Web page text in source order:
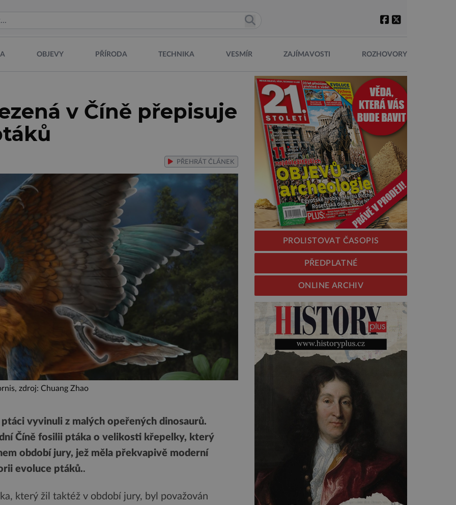
OBJEVY PŘÍRODA TECHNIKA VESMÍR ZAJÍMAVOSTI ROZHOVORY
v Číně přepisuje
PŘEHRÁT ČLÁNEK
zdroj: Chuang Zhao
vyvinuli z malých opeřených dinosaurů.
Číně fosilii ptáka o velikosti křepelky, který
období jury, jež měla překvapivě moderní
evoluce ptáků..
který žil taktéž v období jury, byl považován
PROLISTOVAT ČASOPIS
PŘEDPLATNÉ
ONLINE ARCHIV